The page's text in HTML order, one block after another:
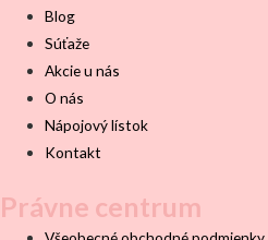
Blog
Súťaže
Akcie u nás
O nás
Nápojový lístok
Kontakt
Právne centrum